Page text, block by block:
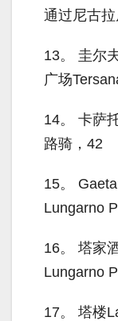
通过尼古
13。
圭尔
广场
14。
卡萨
路骑，42
15。
Lungarno
16。
塔家
Lungarno
17。
塔楼